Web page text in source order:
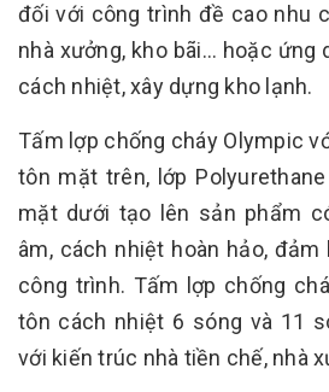
đối với công trình đề cao nhu
nhà xưởng, kho bãi… hoặc ứng
cách nhiệt, xây dựng kho lạnh.
Tấm lợp chống cháy Olympic
tôn mặt trên, lớp
mặt dưới tạo lên sản phẩm
âm, cách nhiệt hoàn hảo,
công trình. Tấm lợp chống
tôn cách nhiệt 6 sóng và 11
với kiến trúc nhà tiền chế, nhà